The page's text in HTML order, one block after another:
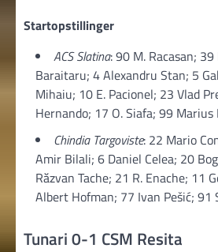
Startopstillinger
ACS Slatina: 90 M. Racasan;
Baraitaru; 4 Alexandru Stan; 5
Mihaiu; 10 E. Pacionel; 23 Vlad
Hernando; 17 O. Siafa; 99 Marius
Chindia Targoviste: 22 Mario
Amir Bilali; 6 Daniel Celea; 20
Răzvan Tache; 21 R. Enache; 11
Albert Hofman; 77 Ivan Pešić; 91
Tunari 0-1 CSM Resita